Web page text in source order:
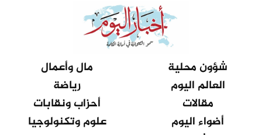
شؤون محلية
مال وأعمال
العالم اليوم
رياضة
مقالات
أحزاب ونقابات
أضواء اليوم
علوم وتكنولوجيا